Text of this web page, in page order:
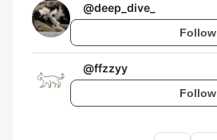
@deep_dive_
Follow
@ffzzyy
Follow